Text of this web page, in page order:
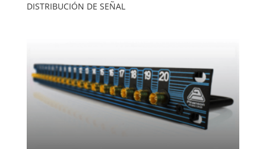
DISTRIBUCIÓN DE SEÑAL